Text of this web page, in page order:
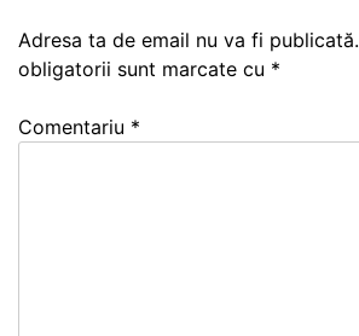
Adresa ta de email nu va fi publicată.
obligatorii sunt marcate cu *
Comentariu *